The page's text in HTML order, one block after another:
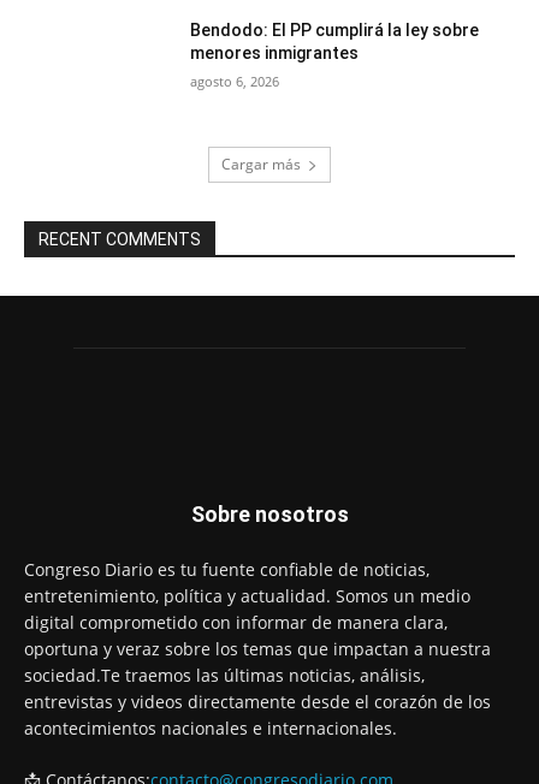
Bendodo: El PP cumplirá la ley sobre
menores inmigrantes
agosto 6, 2026
Cargar más
RECENT COMMENTS
Sobre nosotros
Congreso Diario es tu fuente confiable de noticias,
entretenimiento, política y actualidad. Somos un medio
digital comprometido con informar de manera clara,
oportuna y veraz sobre los temas que impactan a nuestra
sociedad.Te traemos las últimas noticias, análisis,
entrevistas y videos directamente desde el corazón de los
acontecimientos nacionales e internacionales.